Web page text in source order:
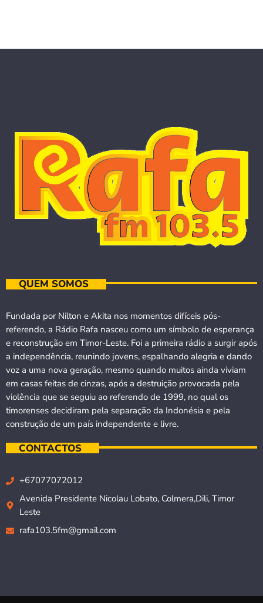
QUEM SOMOS
Fundada por Nilton e Akita nos momentos difíceis pós-
referendo, a Rádio Rafa nasceu como um símbolo de esperança
e reconstrução em Timor-Leste. Foi a primeira rádio a surgir após
a independência, reunindo jovens, espalhando alegria e dando
voz a uma nova geração, mesmo quando muitos ainda viviam
em casas feitas de cinzas, após a destruição provocada pela
violência que se seguiu ao referendo de 1999, no qual os
timorenses decidiram pela separação da Indonésia e pela
construção de um país independente e livre.
CONTACTOS
+67077072012
Avenida Presidente Nicolau Lobato, Colmera,Dili, Timor
Leste
rafa103.5fm@gmail.com